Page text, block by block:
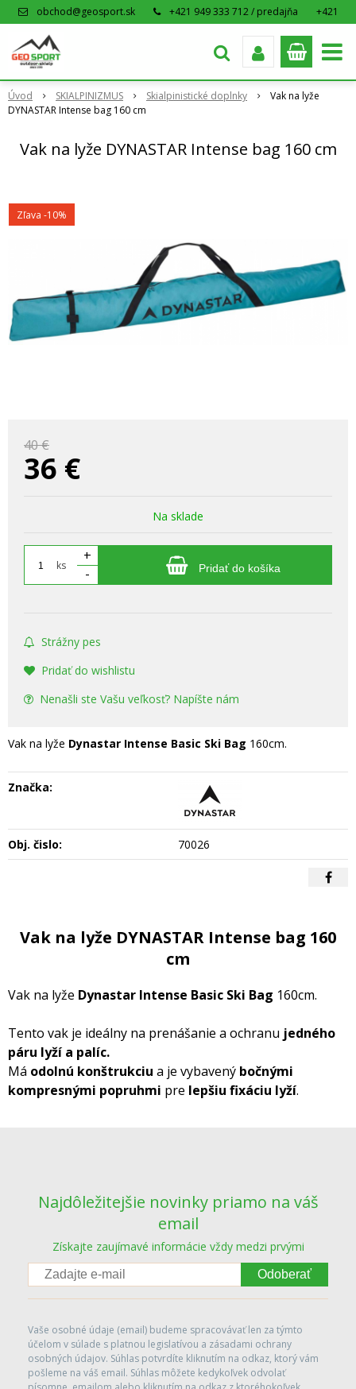
obchod@geosport.sk +421 949 333 712 / predajňa
+421
Úvod SKIALPINIZMUS Skialpinistické doplnky
Vak na lyže
DYNASTAR Intense bag 160 cm
Vak na lyže DYNASTAR Intense bag 160 cm
Zľava -10%
40 €
36 €
Na sklade
ks
+
-
Pridať do košíka
Strážny pes
Pridať do wishlistu
Nenašli ste Vašu veľkosť? Napíšte nám
Vak na lyže Dynastar Intense Basic Ski Bag 160cm.
Značka:
Obj. čislo: 70026
Vak na lyže DYNASTAR Intense bag 160
cm
Vak na lyže Dynastar Intense Basic Ski Bag 160cm.
Tento vak je ideálny na prenášanie a ochranu jedného
páru lyží a palíc.
Má odolnú konštrukciu a je vybavený bočnými
kompresnými popruhmi pre lepšiu fixáciu lyží.
Najdôležitejšie novinky priamo na váš
email
Získajte zaujímavé informácie vždy medzi prvými
Odoberať
Vaše osobné údaje (email) budeme spracovávať len za týmto
účelom v súlade s platnou legislatívou a zásadami ochrany
osobných údajov. Súhlas potvrdíte kliknutím na odkaz, ktorý vám
pošleme na váš email. Súhlas môžete kedykoľvek odvolať